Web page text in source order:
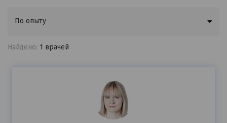
Найдено: 1 врачей
обработку моих персональных данных